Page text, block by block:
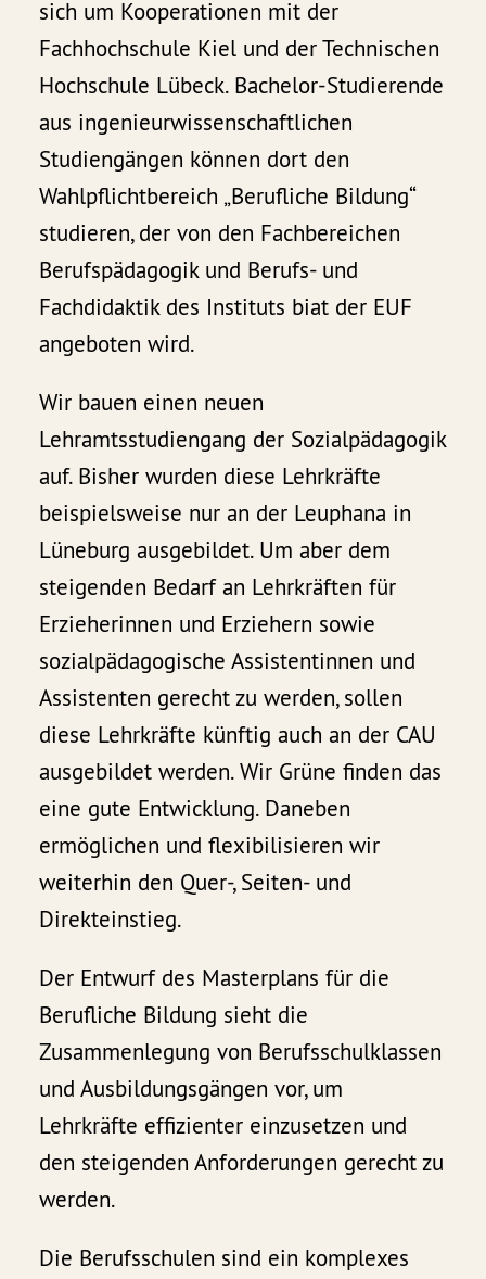
sich um Kooperationen mit der
Fachhochschule Kiel und der Technischen
Hochschule Lübeck. Bachelor-Studierende
aus ingenieurwissenschaftlichen
Studiengängen können dort den
Wahlpflichtbereich „Berufliche Bildung“
studieren, der von den Fachbereichen
Berufspädagogik und Berufs- und
Fachdidaktik des Instituts biat der EUF
angeboten wird.
Wir bauen einen neuen
Lehramtsstudiengang der Sozialpädagogik
auf. Bisher wurden diese Lehrkräfte
beispielsweise nur an der Leuphana in
Lüneburg ausgebildet. Um aber dem
steigenden Bedarf an Lehrkräften für
Erzieherinnen und Erziehern sowie
sozialpädagogische Assistentinnen und
Assistenten gerecht zu werden, sollen
diese Lehrkräfte künftig auch an der CAU
ausgebildet werden. Wir Grüne finden das
eine gute Entwicklung. Daneben
ermöglichen und flexibilisieren wir
weiterhin den Quer-, Seiten- und
Direkteinstieg.
Der Entwurf des Masterplans für die
Berufliche Bildung sieht die
Zusammenlegung von Berufsschulklassen
und Ausbildungsgängen vor, um
Lehrkräfte effizienter einzusetzen und
den steigenden Anforderungen gerecht zu
werden.
Die Berufsschulen sind ein komplexes